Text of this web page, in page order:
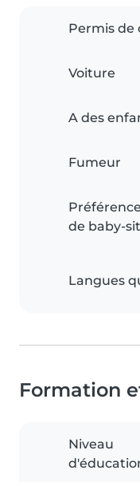
Permis de
Voiture
A des
Fumeur
de baby-
Langues
Formation
Niveau